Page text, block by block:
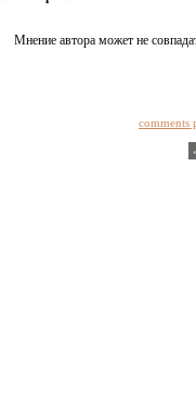
Мнение автора может не
comments